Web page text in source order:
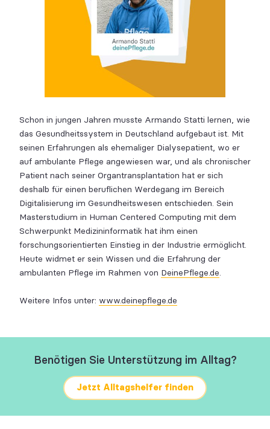
Schon in jungen Jahren musste Armando Statti lernen, wie
das Gesundheitssystem in Deutschland aufgebaut ist. Mit
seinen Erfahrungen als ehemaliger Dialysepatient, wo er
auf ambulante Pflege angewiesen war, und als chronischer
Patient nach seiner Organtransplantation hat er sich
deshalb für einen beruflichen Werdegang im Bereich
Digitalisierung im Gesundheitswesen entschieden. Sein
Masterstudium in Human Centered Computing mit dem
Schwerpunkt Medizininformatik hat ihm einen
forschungsorientierten Einstieg in der Industrie ermöglicht.
Heute widmet er sein Wissen und die Erfahrung der
ambulanten Pflege im Rahmen von DeinePflege.de.
Weitere Infos unter: www.deinepflege.de
Benötigen Sie Unterstützung im Alltag?
Jetzt Alltagshelfer finden